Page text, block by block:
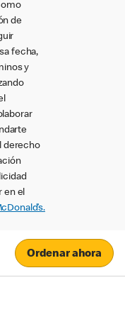
de
fecha,
y
derecho
en el
Ordenar ahora